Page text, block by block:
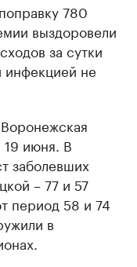
780
выздоровели
за сутки
инфекцией не
19 июня. В
заболевших
– 77 и 57
период 58 и 74
в